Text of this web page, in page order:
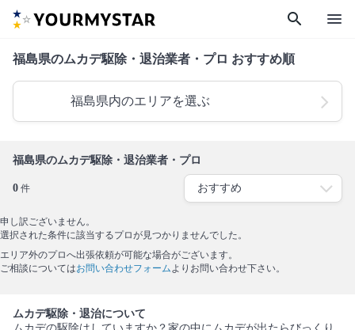
search menu
福島県のムカデ駆除・退治業者・プロ おすすめ順
福島県内のエリアを選ぶ
福島県のムカデ駆除・退治業者・プロ
0 件
申し訳ございません。
選択された条件に該当するプロが見つかりませんでした。
エリア外のプロへ出張依頼が可能な場合がございます。
ご相談についてはお問い合わせフォームよりお問い合わせ下さい。
ムカデ駆除・退治について